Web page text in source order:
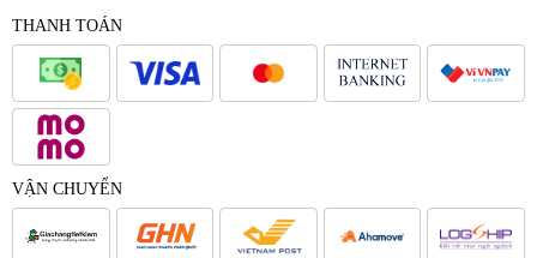
THANH TOÁN
VẬN CHUYỂN